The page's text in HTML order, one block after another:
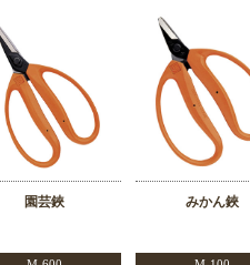
園芸鋏 みかん鋏